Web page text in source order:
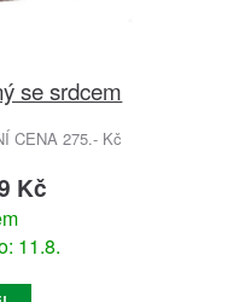
se srdcem
CENA 275.- Kč
Kč
11.8.